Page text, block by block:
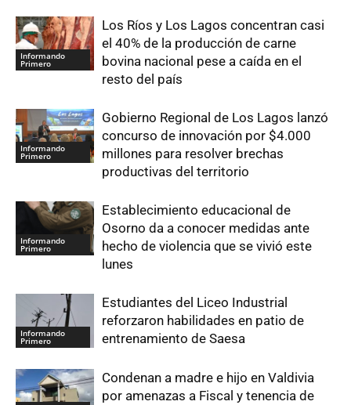
Informando
Primero
Los Ríos y Los Lagos concentran casi
el 40% de la producción de carne
bovina nacional pese a caída en el
resto del país
Informando
Primero
Gobierno Regional de Los Lagos lanzó
concurso de innovación por $4.000
millones para resolver brechas
productivas del territorio
Informando
Primero
Establecimiento educacional de
Osorno da a conocer medidas ante
hecho de violencia que se vivió este
lunes
Informando
Primero
Estudiantes del Liceo Industrial
reforzaron habilidades en patio de
entrenamiento de Saesa
Condenan a madre e hijo en Valdivia
por amenazas a Fiscal y tenencia de